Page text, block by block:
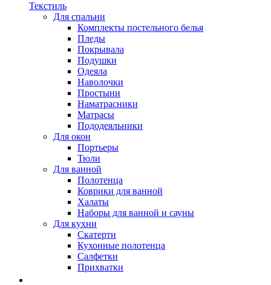
Текстиль
Для спальни
Комплекты постельного белья
Пледы
Покрывала
Подушки
Одеяла
Наволочки
Простыни
Наматрасники
Матрасы
Пододеяльники
Для окон
Портьеры
Тюли
Для ванной
Полотенца
Коврики для ванной
Халаты
Наборы для ванной и сауны
Для кухни
Скатерти
Кухонные полотенца
Салфетки
Прихватки